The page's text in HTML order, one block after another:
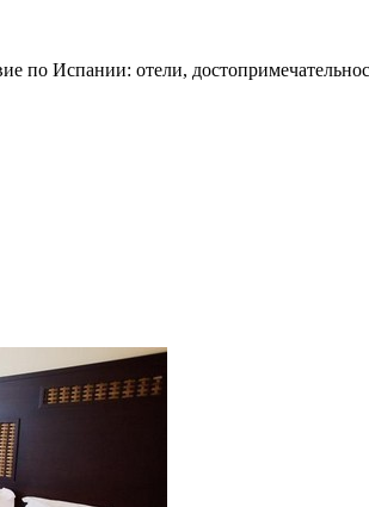
по Испании: отели,